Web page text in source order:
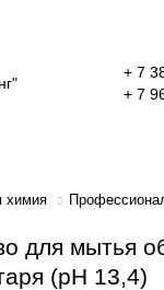
+ 7
+ 7
химия
для мытья
(pH 13,4)